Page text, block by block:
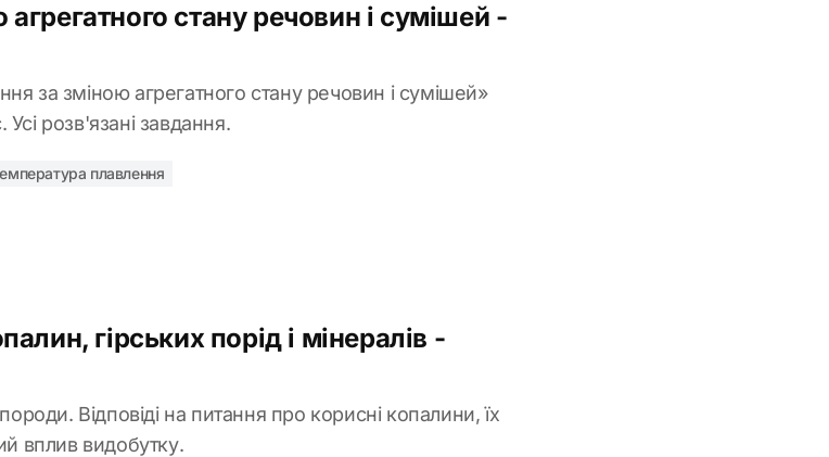
стану речовин і сумішей -
за зміною агрегатного стану речовин і сумішей»
розв'язані завдання.
плавлення
гірських порід і мінералів -
Відповіді на питання про корисні копалини, їх
вплив видобутку.